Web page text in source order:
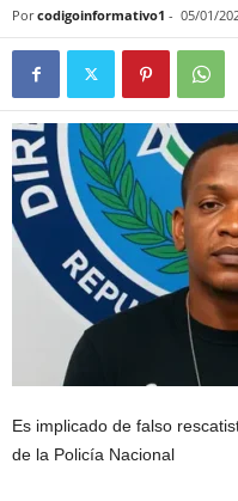
Por codigoinformativo1 - 05/01/
Es implicado de falso
de la Policía Nacional